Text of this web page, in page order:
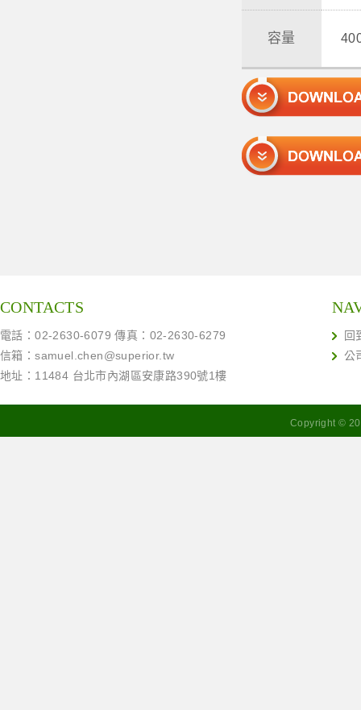
容量
CONTACTS
電話：02-2630-6079 傳真：02-2630-6279
信箱：samuel.chen@superior.tw
地址：11484 台北市內湖區安康路390號1樓
回
公
Copyright ©